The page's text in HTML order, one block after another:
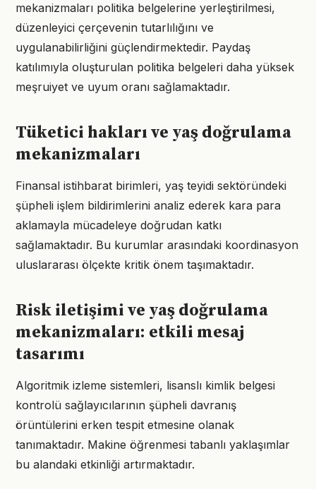
mekanizmaları politika belgelerine yerleştirilmesi,
düzenleyici çerçevenin tutarlılığını ve
uygulanabilirliğini güçlendirmektedir. Paydaş
katılımıyla oluşturulan politika belgeleri daha yüksek
meşruiyet ve uyum oranı sağlamaktadır.
Tüketici hakları ve yaş doğrulama
mekanizmaları
Finansal istihbarat birimleri, yaş teyidi sektöründeki
şüpheli işlem bildirimlerini analiz ederek kara para
aklamayla mücadeleye doğrudan katkı
sağlamaktadır. Bu kurumlar arasındaki koordinasyon
uluslararası ölçekte kritik önem taşımaktadır.
Risk iletişimi ve yaş doğrulama
mekanizmaları: etkili mesaj
tasarımı
Algoritmik izleme sistemleri, lisanslı kimlik belgesi
kontrolü sağlayıcılarının şüpheli davranış
örüntülerini erken tespit etmesine olanak
tanımaktadır. Makine öğrenmesi tabanlı yaklaşımlar
bu alandaki etkinliği artırmaktadır.